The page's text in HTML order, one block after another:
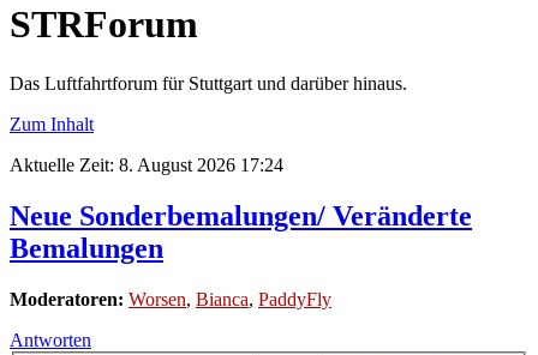
STRForum
Das Luftfahrtforum für Stuttgart und darüber hinaus.
Zum Inhalt
Aktuelle Zeit: 8. August 2026 17:24
Neue Sonderbemalungen/ Veränderte
Bemalungen
Moderatoren: Worsen, Bianca, PaddyFly
Antworten